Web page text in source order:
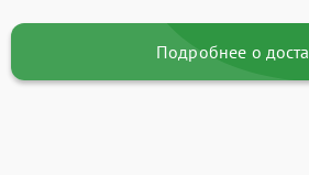
быстрая разрядка аккумулятора,
не работает камера, динамик или
Подробнее о